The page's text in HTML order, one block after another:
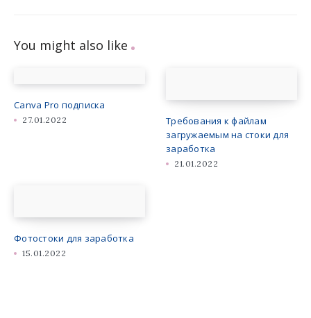
You might also like
Canva Pro подписка
27.01.2022
Требования к файлам
загружаемым на стоки для
заработка
21.01.2022
Фотостоки для заработка
15.01.2022